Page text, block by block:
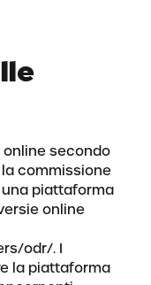
secondo
la commissione
piattaforma
online
odr/. I
la piattaforma